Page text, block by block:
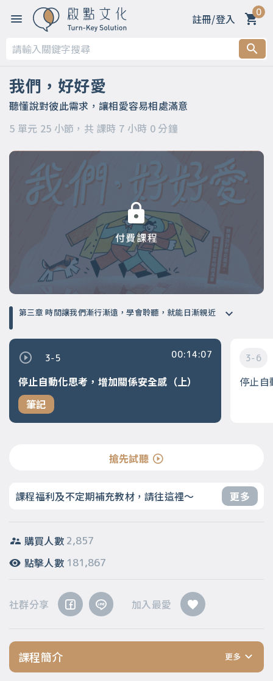
註冊/登入 0
我們，好好愛
聽懂說對彼此需求，讓相愛容易相處滿意
5 單元 25 小節，共 課時 7 小時 0 分鐘
付費課程
第一章 為何恆溫的愛情，那麼難？
第二章 最熟悉的陌生人？你真的認識他？認識自己嗎？
第三章 時間讓我們漸行漸遠，學會聆聽，就能日漸親近
第四章 你可以再靠近一點，從心看懂對方
第五章 懂對方，不代表要失去自己，讓你也被照顧
第三章 時間讓我們漸行漸遠，學會聆聽，就能日漸親近
3-5
停止自動化思考，增加關係安全感（上）
筆記
00:14:07 3-6
停止自
搶先試聽
課程福利及不定期補充教材，請往這裡～ 更多
購買人數 2,857
點擊人數 181,867
社群分享 加入最愛
課程簡介